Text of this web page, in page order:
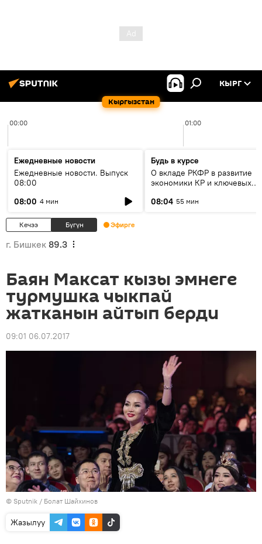
Кыргызстан
КЫРГ
00:00 01:00
Ежедневные новости
Ежедневные новости. Выпуск
08:00
08:00 4 мин
Будь в курсе
О вкладе РКФР в развитие
экономики КР и ключевых
08:04 55 мин
Кечээ Бүгүн Эфирге
г. Бишкек 89.3
Баян Максат кызы эмнеге
турмушка чыкпай
жатканын айтып берди
09:01 06.07.2017
© Sputnik / Болат Шайхинов
Жазылуу